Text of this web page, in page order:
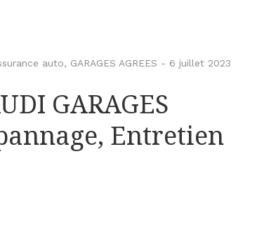
auto, GARAGES AGREES - 6 juillet 2023
GARAGES
Entretien